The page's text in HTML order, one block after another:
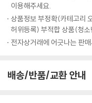
이용해주세요.
상품정보 부정확(카테고리
허위등록) 부적합 상품(청
전자상거래에 어긋나는 판
배송/반품/교환 안내